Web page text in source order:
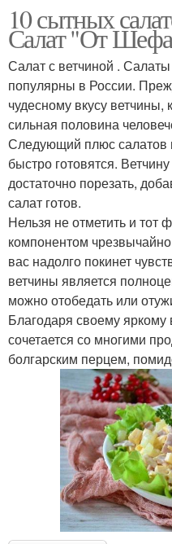
10 сытных
Салат "От
Салат с ветчиной .
популярны в России.
чудесному вкусу
сильная половина
Следующий плюс салатов
быстро готовятся.
достаточно порезать,
салат готов.
Нельзя не отметить и тот
компонентом
вас надолго покинет
ветчины является
можно отобедать или
Благодаря своему яркому
сочетается со многими
болгарским перцем,